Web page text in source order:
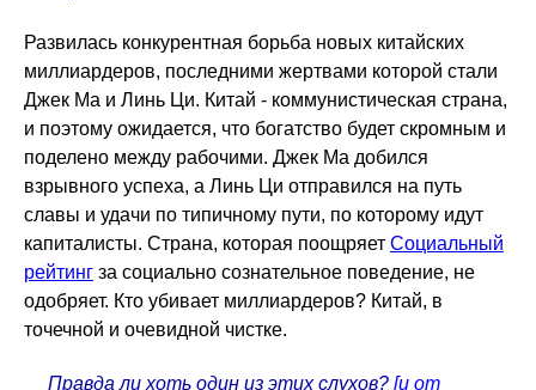
Развилась конкурентная борьба новых китайских
миллиардеров, последними жертвами которой стали
Джек Ма и Линь Ци. Китай - коммунистическая страна,
и поэтому ожидается, что богатство будет скромным и
поделено между рабочими. Джек Ма добился
взрывного успеха, а Линь Ци отправился на путь
славы и удачи по типичному пути, по которому идут
капиталисты. Страна, которая поощряет Социальный
рейтинг за социально сознательное поведение, не
одобряет. Кто убивает миллиардеров? Китай, в
точечной и очевидной чистке.
Правда ли хоть один из этих слухов? [и от